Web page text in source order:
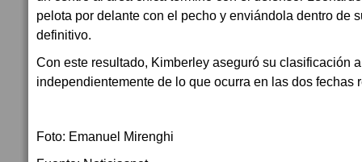
pelota por delante con el pecho y enviándola dentro de
definitivo.
Con este resultado, Kimberley aseguró su clasificación
independientemente de lo que ocurra en las dos fechas
Foto: Emanuel Mirenghi